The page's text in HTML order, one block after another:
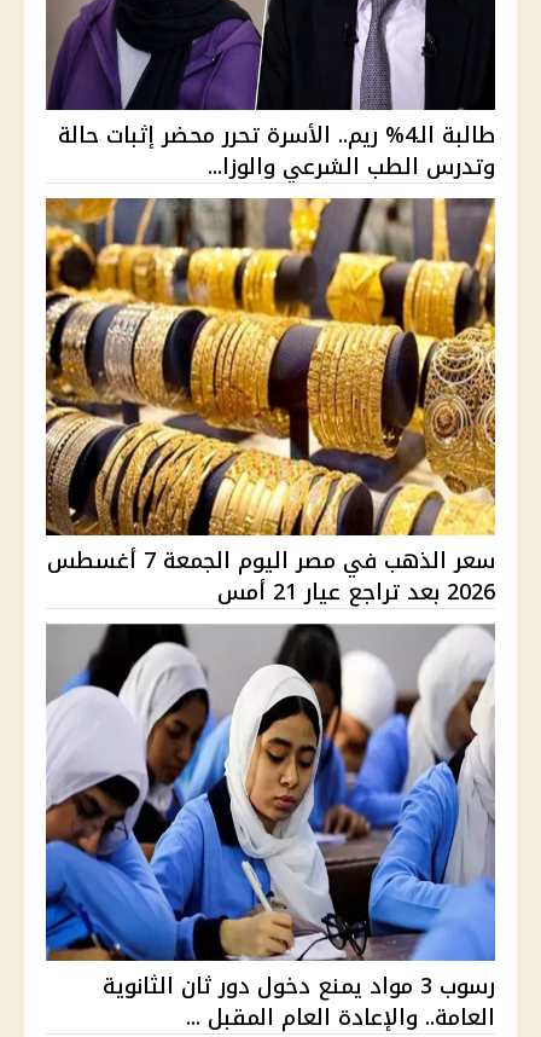
طالبة الـ4% ريم.. الأسرة تحرر محضر إثبات حالة
وتدرس الطب الشرعي والوزا...
سعر الذهب في مصر اليوم الجمعة 7 أغسطس
2026 بعد تراجع عيار 21 أمس
رسوب 3 مواد يمنع دخول دور ثان الثانوية
العامة.. والإعادة العام المقبل ...